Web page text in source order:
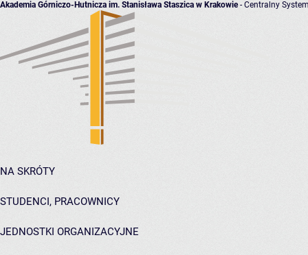
Akademia Górniczo-Hutnicza im. Stanisława Staszica w Krakowie- Centralny
NA SKRÓTY
STUDENCI, PRACOWNICY
JEDNOSTKI ORGANIZACYJNE